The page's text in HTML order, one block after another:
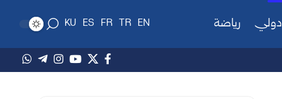
دولي رياضة EN
TR
FR
ES
KU